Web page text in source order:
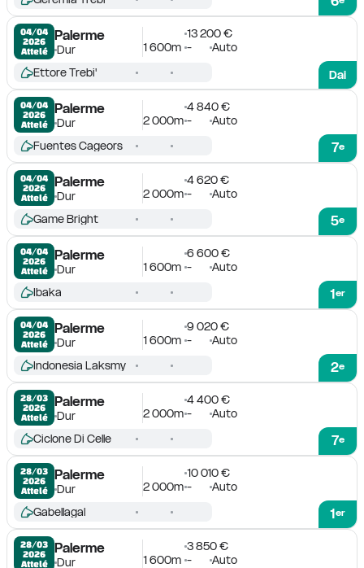
04/04
2026
Attelé
Palerme
Dur
13 200 €
1 600m -
Auto
Dai
Ettore Trebi'
04/04
2026
Attelé
Palerme
Dur
4 840 €
2 000m - Auto
7e
Fuentes Cageors
04/04
2026
Attelé
Palerme
Dur
4 620 €
2 000m - Auto
5e
Game Bright
04/04
2026
Attelé
Palerme
Dur
6 600 €
1 600m - Auto
1er
Ibaka
04/04
2026
Attelé
Palerme
Dur
9 020 €
1 600m - Auto
2e
Indonesia Laksmy
28/03
2026
Attelé
Palerme
Dur
4 400 €
2 000m - Auto
7e
Ciclone Di Celle
28/03
2026
Attelé
Palerme
Dur
10 010 €
2 000m - Auto
1er
Gabellagal
28/03
2026
Attelé
Palerme
Dur
3 850 €
1 600m - Auto